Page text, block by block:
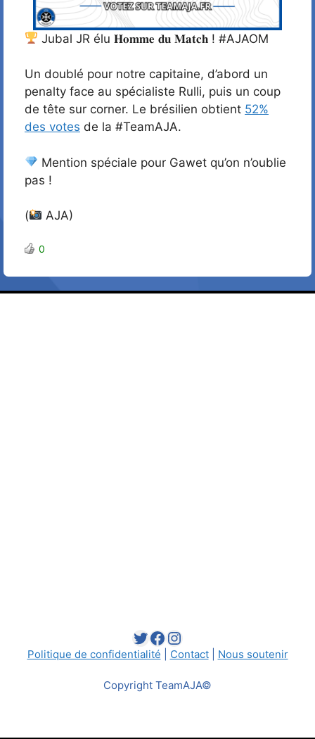
Jubal JR élu 𝐇𝐨𝐦𝐦𝐞 𝐝𝐮 𝐌𝐚𝐭𝐜𝐡 ! #AJAOM
Un doublé pour notre capitaine, d’abord un
penalty face au spécialiste Rulli, puis un coup
de tête sur corner. Le brésilien obtient 52%
des votes de la #TeamAJA.
Mention spéciale pour Gawet qu’on n’oublie
pas !
( AJA)
0
Twitter
Facebook
Instagram
Politique de confidentialité Contact| Nous soutenir
Copyright TeamAJA©